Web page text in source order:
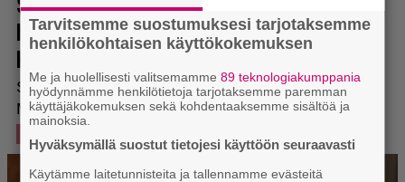
Tarvitsemme suostumuksesi tarjotaksemme
henkilökohtaisen käyttökokemuksen
Me ja huolellisesti valitsemamme89 teknologiakumppania
hyödynnämme henkilötietoja tarjotaksemme paremman
käyttäjäkokemuksen sekä kohdentaaksemme sisältöä ja
mainoksia.
Hyväksymällä suostut tietojesi käyttöön seuraavasti
Käytämme laitetunnisteita ja tallennamme evästeitä